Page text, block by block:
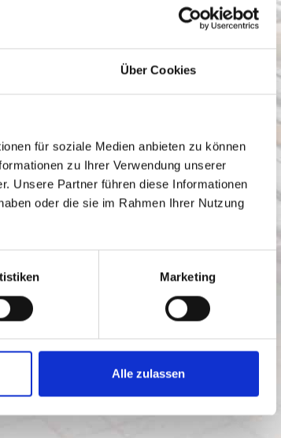
Über Cookies
für soziale Medien anbieten zu können
zu Ihrer Verwendung unserer
Unsere Partner führen diese Informationen
oder die sie im Rahmen Ihrer Nutzung
Marketing
Alle zulassen